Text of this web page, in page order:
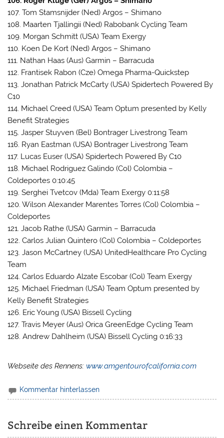
107. Tom Stamsnijder (Ned) Argos – Shimano
108. Maarten Tjallingii (Ned) Rabobank Cycling Team
109. Morgan Schmitt (USA) Team Exergy
110. Koen De Kort (Ned) Argos – Shimano
111. Nathan Haas (Aus) Garmin – Barracuda
112. Frantisek Rabon (Cze) Omega Pharma-Quickstep
113. Jonathan Patrick McCarty (USA) Spidertech Powered By
C10
114. Michael Creed (USA) Team Optum presented by Kelly
Benefit Strategies
115. Jasper Stuyven (Bel) Bontrager Livestrong Team
116. Ryan Eastman (USA) Bontrager Livestrong Team
117. Lucas Euser (USA) Spidertech Powered By C10
118. Michael Rodriguez Galindo (Col) Colombia –
Coldeportes 0:10:45
119. Serghei Tvetcov (Mda) Team Exergy 0:11:58
120. Wilson Alexander Marentes Torres (Col) Colombia –
Coldeportes
121. Jacob Rathe (USA) Garmin – Barracuda
122. Carlos Julian Quintero (Col) Colombia – Coldeportes
123. Jason McCartney (USA) UnitedHealthcare Pro Cycling
Team
124. Carlos Eduardo Alzate Escobar (Col) Team Exergy
125. Michael Friedman (USA) Team Optum presented by
Kelly Benefit Strategies
126. Eric Young (USA) Bissell Cycling
127. Travis Meyer (Aus) Orica GreenEdge Cycling Team
128. Andrew Dahlheim (USA) Bissell Cycling 0:16:33
Webseite des Rennens:www.amgentourofcalifornia.com
Kommentar hinterlassen
Schreibe einen Kommentar